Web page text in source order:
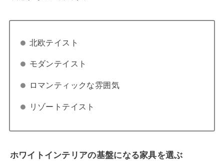
北欧テイスト
モダンテイスト
ロマンティックな雰囲気
リゾートテイスト
ホワイトインテリアの基盤になる家具を選ぶ